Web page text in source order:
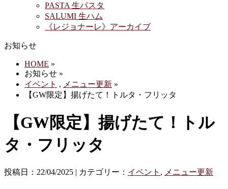
PASTA 生パスタ
SALUMI 生ハム
《レジョナーレ》アーカイブ
お知らせ
HOME »
お知らせ »
イベント , メニュー更新 »
【GW限定】揚げたて！トルタ・フリッタ
【GW限定】揚げたて！トル
タ・フリッタ
投稿日：22/04/2025 | カテゴリー： イベント , メニュー更新